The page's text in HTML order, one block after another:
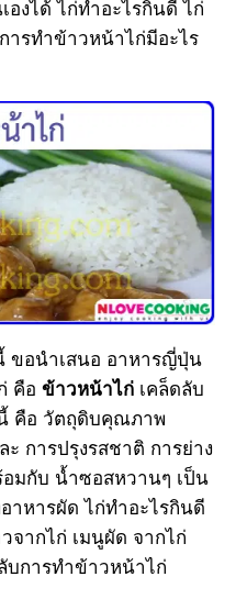
งได้ ไก่ทำอะไรกินดี ไก่
ารทำข้าวหน้าไก่มีอะไร
ขอนำเสนอ อาหารญี่ปุ่น
คือ ข้าวหน้าไก่เคล็ดลับ
คือ วัตถุดิบคุณภาพ
การปรุงรสชาติ การย่าง
มกับ น้ำซอสหวานๆ เป็น
าหารผัด ไก่ทำอะไรกินดี
จากไก่ เมนูผัด จากไก่
บการทำข้าวหน้าไก่